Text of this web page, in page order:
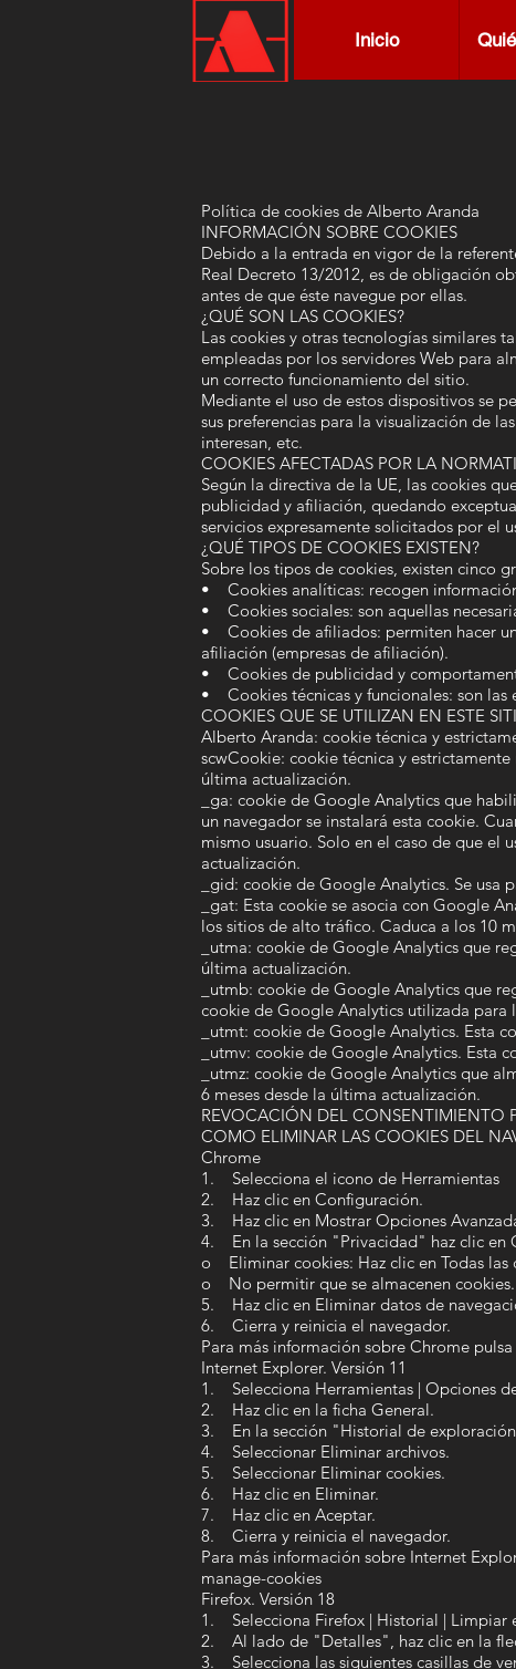
Inicio
Política de cookies de Alberto Aranda
INFORMACIÓN SOBRE COOKIES
Debido a la entrada en vigor de la
Real Decreto 13/2012, es de obligación
antes de que éste navegue por ellas.
¿QUÉ SON LAS COOKIES?
Las cookies y otras tecnologías similares
empleadas por los servidores Web para
un correcto funcionamiento del sitio.
Mediante el uso de estos dispositivos se
sus preferencias para la visualización de
interesan, etc.
COOKIES AFECTADAS POR LA
Según la directiva de la UE, las cookies
publicidad y afiliación, quedando
servicios expresamente solicitados por el
¿QUÉ TIPOS DE COOKIES EXISTEN?
Sobre los tipos de cookies, existen cinco
• Cookies analíticas: recogen
• Cookies sociales: son aquellas
• Cookies de afiliados: permiten hacer
afiliación (empresas de afiliación).
• Cookies de publicidad y
• Cookies técnicas y funcionales: son las
COOKIES QUE SE UTILIZAN EN ESTE
Alberto Aranda: cookie técnica y
scwCookie: cookie técnica y
última actualización.
_ga: cookie de Google Analytics que
un navegador se instalará esta cookie.
mismo usuario. Solo en el caso de que el
actualización.
_gid: cookie de Google Analytics. Se usa
_gat: Esta cookie se asocia con Google
los sitios de alto tráfico. Caduca a los 10
_utma: cookie de Google Analytics que
última actualización.
_utmb: cookie de Google Analytics que
cookie de Google Analytics utilizada
_utmt: cookie de Google Analytics. Esta
_utmv: cookie de Google Analytics. Esta
_utmz: cookie de Google Analytics que
6 meses desde la última actualización.
REVOCACIÓN DEL CONSENTIMIENTO
COMO ELIMINAR LAS COOKIES DEL
Chrome
1. Selecciona el icono de Herramientas
2. Haz clic en Configuración.
3. Haz clic en Mostrar Opciones
4. En la sección "Privacidad" haz clic en
o Eliminar cookies: Haz clic en Todas
o No permitir que se almacenen cookies.
5. Haz clic en Eliminar datos de
6. Cierra y reinicia el navegador.
Para más información sobre Chrome
Internet Explorer. Versión 11
1. Selecciona Herramientas | Opciones
2. Haz clic en la ficha General.
3. En la sección "Historial de
4. Seleccionar Eliminar archivos.
5. Seleccionar Eliminar cookies.
6. Haz clic en Eliminar.
7. Haz clic en Aceptar.
8. Cierra y reinicia el navegador.
Para más información sobre Internet
manage-cookies
Firefox. Versión 18
1. Selecciona Firefox | Historial | Limpiar
2. Al lado de "Detalles", haz clic en la
3. Selecciona las siguientes casillas de